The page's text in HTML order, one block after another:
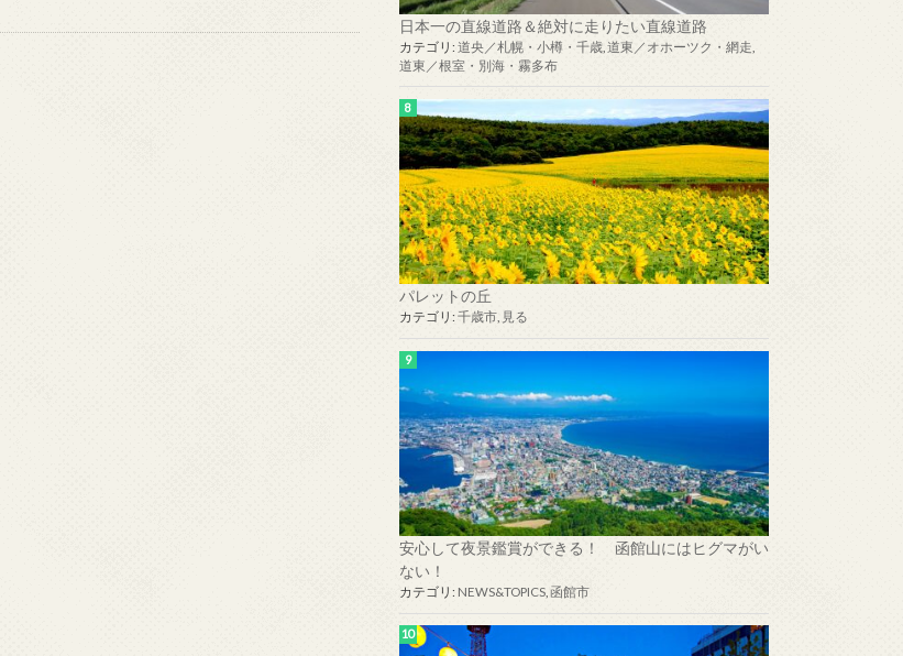
日本一の直線道路＆絶対に走りたい直線道路
カテゴリ: 道央／札幌・小樽・千歳 道東／オホーツク・網走
道東／根室・別海・霧多布
パレットの丘
カテゴリ: 千歳市 見る
安心して夜景鑑賞ができる！ 函館山にはヒグマがい
ない！
カテゴリ: NEWS&TOPICS 函館市